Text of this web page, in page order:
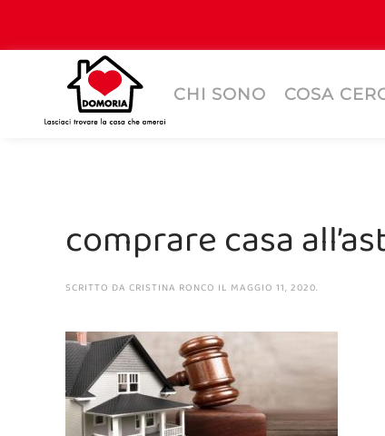
CHI SONO COSA
comprare casa
SCRITTO DA CRISTINA RONCO IL MAGGIO 11, 2020.